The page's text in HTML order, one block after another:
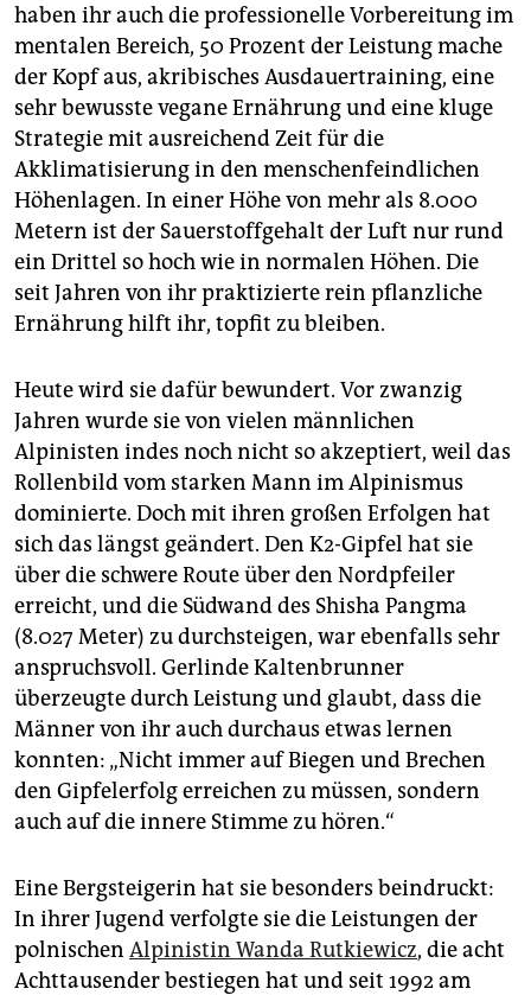
haben ihr auch die professionelle Vorbereitung im
mentalen Bereich, 50 Prozent der Leistung mache
der Kopf aus, akribisches Ausdauertraining, eine
sehr bewusste vegane Ernährung und eine kluge
Strategie mit ausreichend Zeit für die
Akklimatisierung in den menschenfeindlichen
Höhenlagen. In einer Höhe von mehr als 8.000
Metern ist der Sauerstoffgehalt der Luft nur rund
ein Drittel so hoch wie in normalen Höhen. Die
seit Jahren von ihr praktizierte rein pflanzliche
Ernährung hilft ihr, topfit zu bleiben.
Heute wird sie dafür bewundert. Vor zwanzig
Jahren wurde sie von vielen männlichen
Alpinisten indes noch nicht so akzeptiert, weil das
Rollenbild vom starken Mann im Alpinismus
dominierte. Doch mit ihren großen Erfolgen hat
sich das längst geändert. Den K2-Gipfel hat sie
über die schwere Route über den Nordpfeiler
erreicht, und die Südwand des Shisha Pangma
(8.027 Meter) zu durchsteigen, war ebenfalls sehr
anspruchsvoll. Gerlinde Kaltenbrunner
überzeugte durch Leistung und glaubt, dass die
Männer von ihr auch durchaus etwas lernen
konnten: „Nicht immer auf Biegen und Brechen
den Gipfelerfolg erreichen zu müssen, sondern
auch auf die innere Stimme zu hören.“
Eine Bergsteigerin hat sie besonders beindruckt:
In ihrer Jugend verfolgte sie die Leistungen der
polnischen Alpinistin Wanda Rutkiewicz, die acht
Achttausender bestiegen hat und seit 1992 am